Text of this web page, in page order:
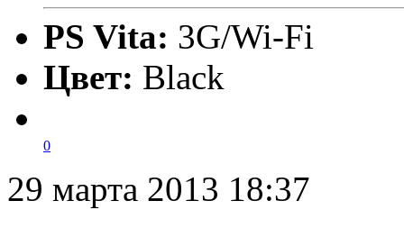
PS Vita: 3G/Wi-Fi
Цвет: Black
0
29 марта 2013 18:37